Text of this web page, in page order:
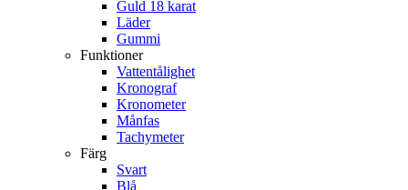
Guld 18 karat
Läder
Gummi
Funktioner
Vattentålighet
Kronograf
Kronometer
Månfas
Tachymeter
Färg
Svart
Blå